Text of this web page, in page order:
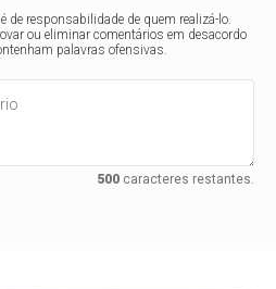
de responsabilidade de quem realizá-lo.
ou eliminar comentários em desacordo
palavras ofensivas.
500caracteres restantes.